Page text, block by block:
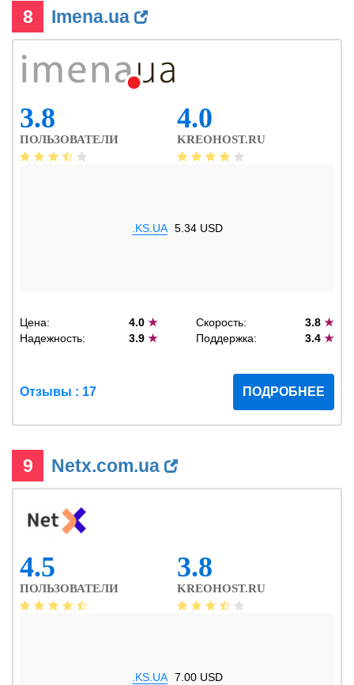
8 Imena.ua
3.8
ПОЛЬЗОВАТЕЛИ
4.0
KREOHOST.RU
.KS.UA 5.34 USD
Цена: 4.0★ Скорость: 3.8 ★
Надежность:
3.9★ Поддержка: 3.4 ★
Отзывы : 17 ПОДРОБНЕЕ
9 Netx.com.ua
4.5
ПОЛЬЗОВАТЕЛИ
3.8
KREOHOST.RU
.KS.UA 7.00 USD